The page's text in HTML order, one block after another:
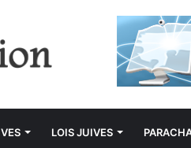
LOIS JUIVES